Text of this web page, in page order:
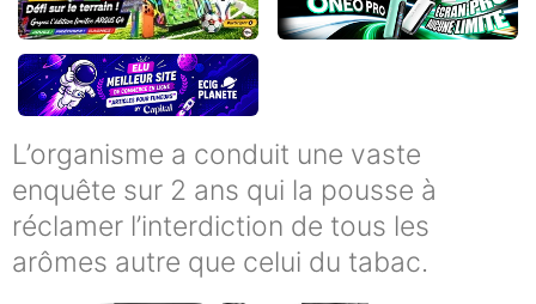
L’organisme a conduit une vaste
enquête sur 2 ans qui la pousse à
réclamer l’interdiction de tous les
arômes autre que celui du tabac.